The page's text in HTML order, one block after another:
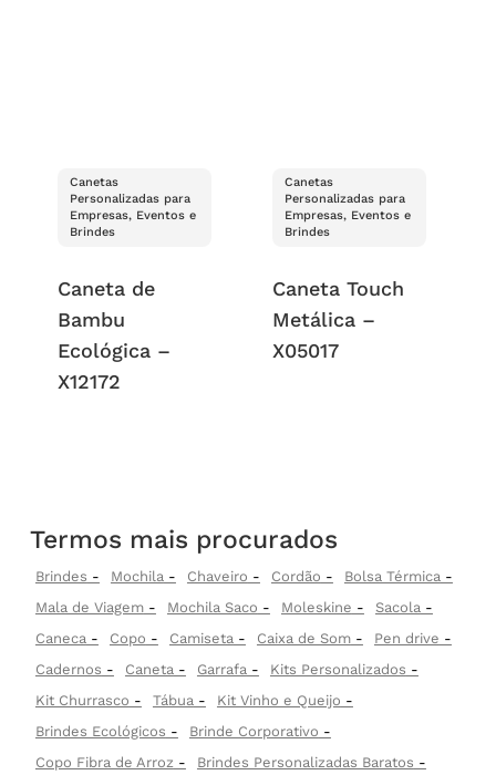
Canetas
Personalizadas para
Empresas, Eventos e
Brindes
Caneta de
Bambu
Ecológica –
X12172
Canetas
Personalizadas para
Empresas, Eventos e
Brindes
Caneta Touch
Metálica –
X05017
Termos mais procurados
Brindes Mochila Chaveiro Cordão
Bolsa Térmica
Mala de Viagem
Mochila Saco Moleskine
Sacola
Caneca
Copo Camiseta Caixa de Som
Pen drive
Cadernos
Caneta Garrafa
Kits Personalizados
Kit Churrasco
Tábua
Kit Vinho e Queijo
Brindes Ecológicos
Brinde Corporativo
Copo Fibra de Arroz
Brindes Personalizadas Baratos